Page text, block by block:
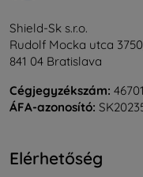
Shield-Sk s.r.o.
Rudolf Mocka utca
841 04 Bratislava
Cégjegyzékszám:
ÁFA-azonosító:
Elérhetőség